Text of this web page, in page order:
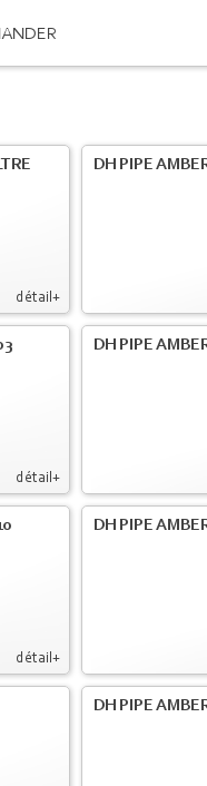
détail+
DH PIPE
détail+
DH PIPE
détail+
DH PIPE
DH PIPE